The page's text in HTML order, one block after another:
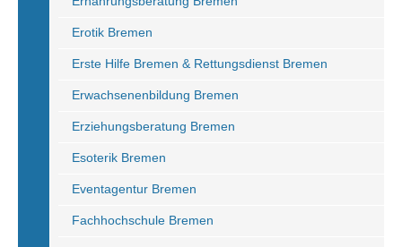
Erotik Bremen
Erste Hilfe Bremen & Rettungsdienst Bremen
Erwachsenenbildung Bremen
Erziehungsberatung Bremen
Esoterik Bremen
Eventagentur Bremen
Fachhochschule Bremen